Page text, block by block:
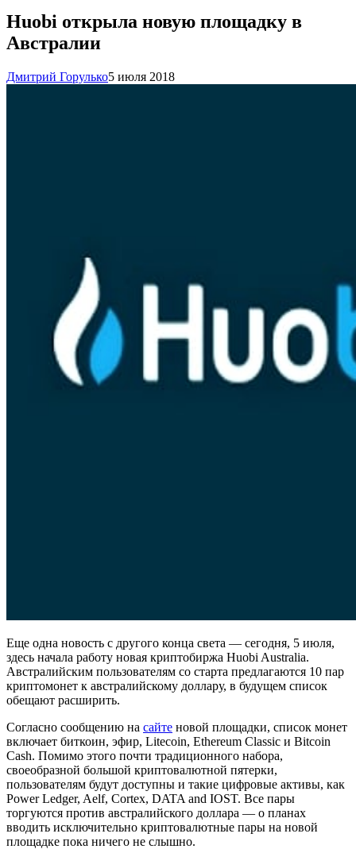
Huobi открыла новую площадку в
Австралии
Дмитрий Горулько5 июля 2018
Еще одна новость с другого конца света — сегодня, 5 июля,
здесь начала работу новая криптобиржа Huobi Australia.
Австралийским пользователям со старта предлагаются 10 пар
криптомонет к австралийскому доллару, в будущем список
обещают расширить.
Согласно сообщению на сайте новой площадки, список монет
включает биткоин, эфир, Litecoin, Ethereum Classic и Bitcoin
Cash. Помимо этого почти традиционного набора,
своеобразной большой криптовалютной пятерки,
пользователям будут доступны и такие цифровые активы, как
Power Ledger, Aelf, Cortex, DATA and IOST. Все пары
торгуются против австралийского доллара — о планах
вводить исключительно криптовалютные пары на новой
площадке пока ничего не слышно.